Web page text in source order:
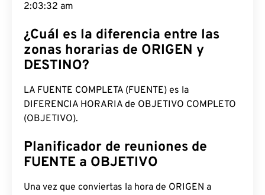
2:03:33 am
¿Cuál es la diferencia entre las
zonas horarias de ORIGEN y
DESTINO?
LA FUENTE COMPLETA (FUENTE) es la
DIFERENCIA HORARIA de OBJETIVO COMPLETO
(OBJETIVO).
Planificador de reuniones de
FUENTE a OBJETIVO
Una vez que conviertas la hora de ORIGEN a